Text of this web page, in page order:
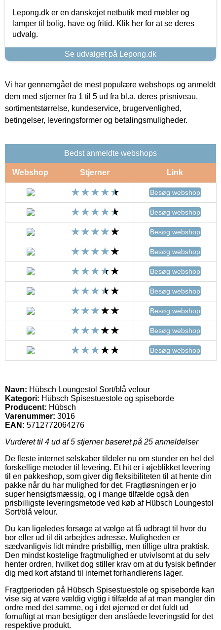
Lepong.dk er en danskejet netbutik med møbler og
lamper til bolig, have og fritid. Klik her for at se deres
udvalg.
Se udvalget på Lepong.dk
Vi har gennemgået de mest populære webshops og anmeldt
dem med stjerner fra 1 til 5 ud fra bl.a. deres prisniveau,
sortimentstørrelse, kundeservice, brugervenlighed,
betingelser, leveringsformer og betalingsmuligheder.
Bedst anmeldte webshops
Webshop Stjerner Link
Besøg webshop
Besøg webshop
Besøg webshop
Besøg webshop
Besøg webshop
Besøg webshop
Besøg webshop
Besøg webshop
Besøg webshop
Navn: Hübsch Loungestol Sort/blå velour
Kategori: Hübsch Spisestuestole og spiseborde
Producent: Hübsch
Varenummer: 3016
EAN: 5712772064276
Vurderet til 4 ud af 5 stjerner baseret på 25 anmeldelser
De fleste internet selskaber tildeler nu om stunder en hel del
forskellige metoder til levering. Et hit er i øjeblikket levering
til en pakkeshop, som giver dig fleksibiliteten til at hente din
pakke når du har mulighed for det. Fragtløsningen er jo
super hensigtsmæssig, og i mange tilfælde også den
prisbilligste leveringsmetode ved køb af Hübsch Loungestol
Sort/blå velour.
Du kan ligeledes forsøge at vælge at få udbragt til hvor du
bor eller ud til dit arbejdes adresse. Muligheden er
sædvanligvis lidt mindre prisbillig, men tillige ultra praktisk.
Den mindst kostelige fragtmulighed er utvivlsomt at du selv
henter ordren, hvilket dog stiller krav om at du fysisk befinder
dig med kort afstand til internet forhandlerens lager.
Fragtperioden på Hübsch Spisestuestole og spiseborde kan
vise sig at være vældig vigtig i tilfælde af at man mangler din
ordre med det samme, og i det øjemed er det fuldt ud
fornuftigt at man besigtiger den anslåede leveringstid for det
respektive produkt.